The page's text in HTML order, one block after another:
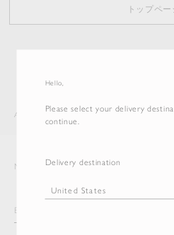
Hello,
Please select your delivery
continue.
Delivery destination
トップペ
AURALEE ITEM
Newsletter